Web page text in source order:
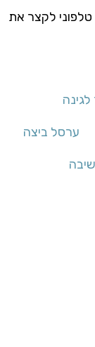
בתאום טלפוני לקצר את
ערסל ביצה